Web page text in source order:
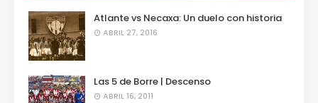
Atlante vs Necaxa: Un duelo con historia
ABRIL 27, 2016
Las 5 de Borre | Descenso
ABRIL 16, 2011